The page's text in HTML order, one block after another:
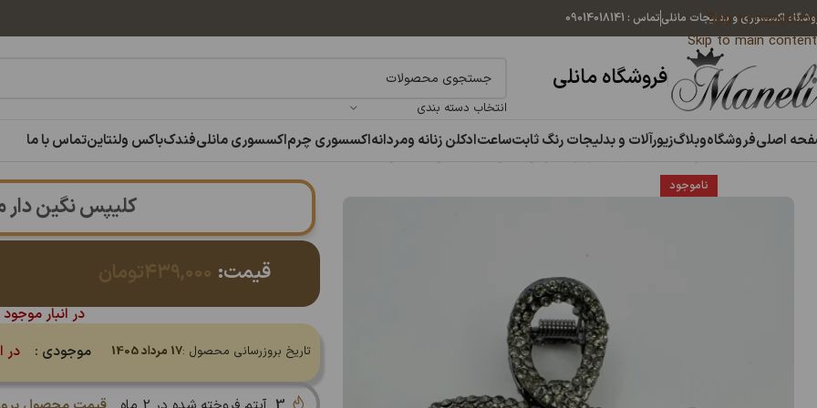
Skip to navigation
Skip to main content
اکسسوری و بدلیجات مانلیتماس : 09014018141
فروشگاه مانلی
انتخاب دسته بندی
اصلیفروشگاهوبلاگزیورآلات و بدلیجات رنگ ثابتساعتادکلن زنانه ومردانهاکسسوری چرماکسسوری مانلیفندکباکس ولنتاینتماس با ما
اکسسوری مانلی اکسسوری مو کلیپس نگین دار مشکی مجلسی
ناموجود
کلیپس نگین
قیمت: ۴۳۹,۰۰۰تومان
در انبار
17 مرداد 1405تاریخ بروزرسانی محصول : موجودی : در